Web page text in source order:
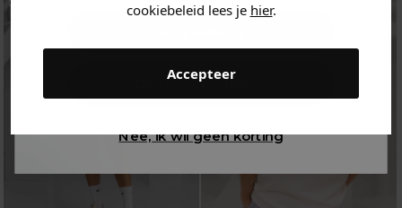
cookiebeleid lees je hier.
Accepteer
Gewoon rondkijken
Nee, ik wil geen korting